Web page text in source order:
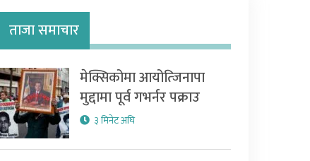
ताजा समाचार
मेक्सिकोमा आयोत्जिनापा
मुद्दामा पूर्व गभर्नर पक्राउ
३ मिनेट अघि